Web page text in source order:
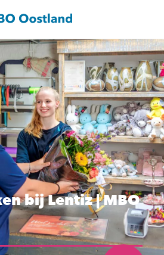
bij Lentiz | MBO